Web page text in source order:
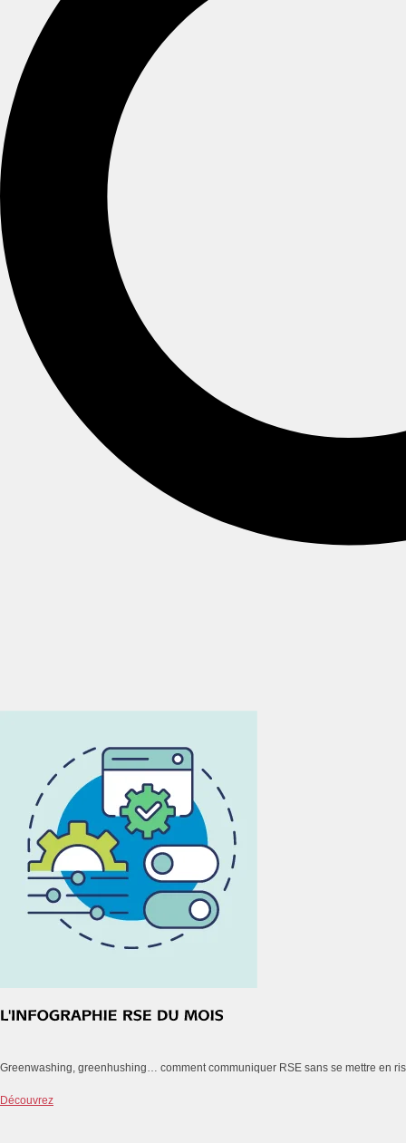
Greenwashing, greenhushing… comment communiquer RSE sans se mettre en
Découvrez